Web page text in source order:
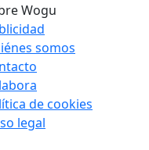
Wogu
somos
de cookies
legal